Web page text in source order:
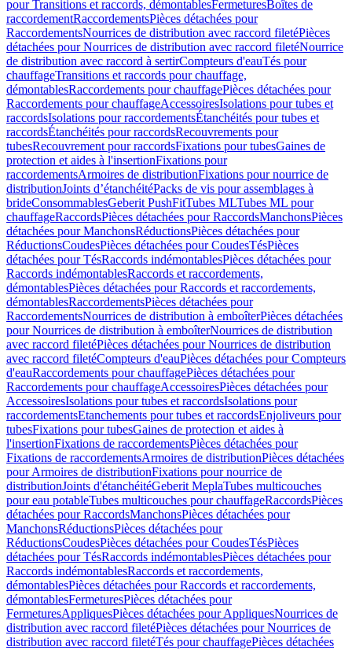
pour Transitions et raccords, démontablesFermeturesBoîtes de
raccordementRaccordementsPièces détachées pour
RaccordementsNourrices de distribution avec raccord filetéPièces
détachées pour Nourrices de distribution avec raccord filetéNourrice
de distribution avec raccord à sertirCompteurs d'eauTés pour
chauffageTransitions et raccords pour chauffage,
démontablesRaccordements pour chauffagePièces détachées pour
Raccordements pour chauffageAccessoiresIsolations pour tubes et
raccordsIsolations pour raccordementsÉtanchéités pour tubes et
raccordsÉtanchéités pour raccordsRecouvrements pour
tubesRecouvrement pour raccordsFixations pour tubesGaines de
protection et aides à l'insertionFixations pour
raccordementsArmoires de distributionFixations pour nourrice de
distributionJoints d’étanchéitéPacks de vis pour assemblages à
brideConsommablesGeberit PushFitTubes MLTubes ML pour
chauffageRaccordsPièces détachées pour RaccordsManchonsPièces
détachées pour ManchonsRéductionsPièces détachées pour
RéductionsCoudesPièces détachées pour CoudesTésPièces
détachées pour TésRaccords indémontablesPièces détachées pour
Raccords indémontablesRaccords et raccordements,
démontablesPièces détachées pour Raccords et raccordements,
démontablesRaccordementsPièces détachées pour
RaccordementsNourrices de distribution à emboîterPièces détachées
pour Nourrices de distribution à emboîterNourrices de distribution
avec raccord filetéPièces détachées pour Nourrices de distribution
avec raccord filetéCompteurs d'eauPièces détachées pour Compteurs
d'eauRaccordements pour chauffagePièces détachées pour
Raccordements pour chauffageAccessoiresPièces détachées pour
AccessoiresIsolations pour tubes et raccordsIsolations pour
raccordementsEtanchements pour tubes et raccordsEnjoliveurs pour
tubesFixations pour tubesGaines de protection et aides à
l'insertionFixations de raccordementsPièces détachées pour
Fixations de raccordementsArmoires de distributionPièces détachées
pour Armoires de distributionFixations pour nourrice de
distributionJoints d'étanchéitéGeberit MeplaTubes multicouches
pour eau potableTubes multicouches pour chauffageRaccordsPièces
détachées pour RaccordsManchonsPièces détachées pour
ManchonsRéductionsPièces détachées pour
RéductionsCoudesPièces détachées pour CoudesTésPièces
détachées pour TésRaccords indémontablesPièces détachées pour
Raccords indémontablesRaccords et raccordements,
démontablesPièces détachées pour Raccords et raccordements,
démontablesFermeturesPièces détachées pour
FermeturesAppliquesPièces détachées pour AppliquesNourrices de
distribution avec raccord filetéPièces détachées pour Nourrices de
distribution avec raccord filetéTés pour chauffagePièces détachées